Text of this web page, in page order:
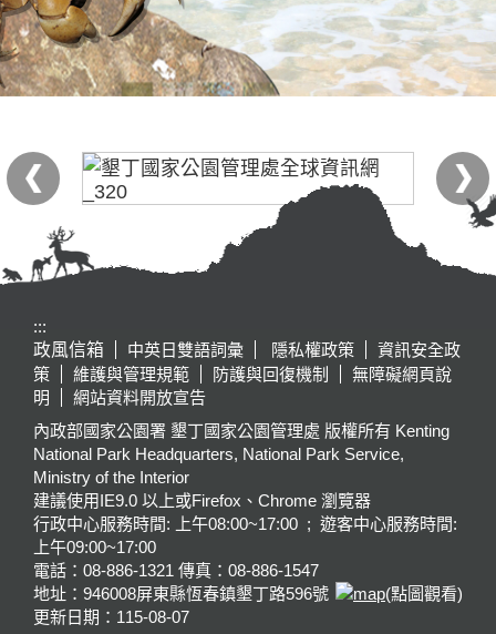
:::
政風信箱
中英日雙語詞彙 隱私權政策
資訊安全政
策
維護與管理規範 防護與回復機制
無障礙網頁說
明
網站資料開放宣告
內政部國家公園署 墾丁國家公園管理處 版權所有 Kenting
National Park Headquarters, National Park Service,
Ministry of the Interior
建議使用IE9.0 以上或Firefox、Chrome 瀏覽器
行政中心服務時間: 上午08:00~17:00 ; 遊客中心服務時間:
上午09:00~17:00
電話：08-886-1321 傳真：08-886-1547
地址：946008屏東縣恆春鎮墾丁路596號
(點圖觀看)
更新日期： 115-08-07